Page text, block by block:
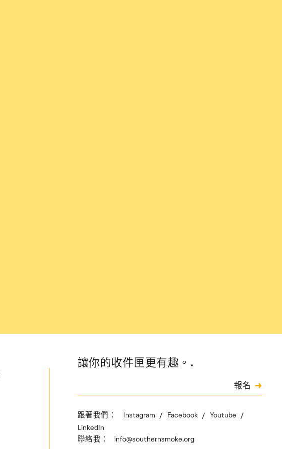
讓你的收件匣更有趣。.
驗證碼
報名
跟著我們： Instagram Facebook
Youtube
LinkedIn
聯絡我： info@southernsmoke.org